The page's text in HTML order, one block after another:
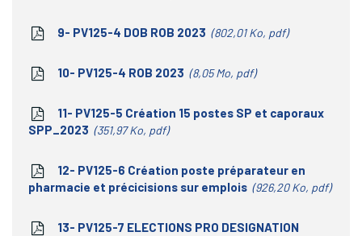
9- PV125-4 DOB ROB 2023 802,01 Ko, pdf
10- PV125-4 ROB 2023 8,05 Mo, pdf
11- PV125-5 Création 15 postes SP et caporaux
SPP_2023
351,97 Ko, pdf
12- PV125-6 Création poste préparateur en
pharmacie et précicisions sur emplois 926,20 Ko, pdf
13- PV125-7 ELECTIONS PRO DESIGNATION